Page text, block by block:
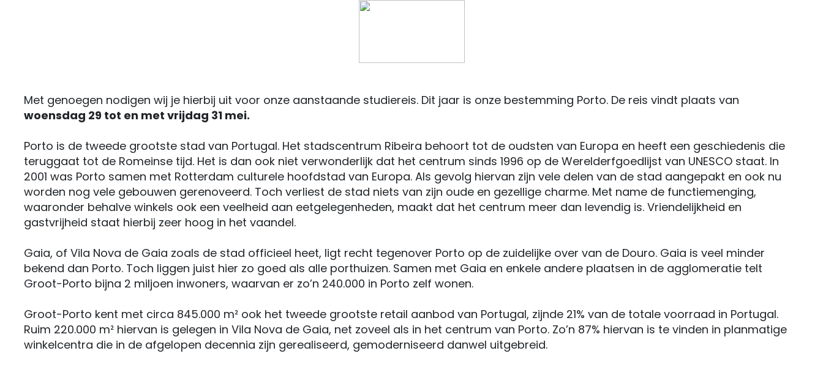
Met genoegen nodigen wij je hierbij uit voor onze aanstaande studiereis. Dit jaar is onze bestemming Porto. De reis vindt plaats van
woensdag 29 tot en met vrijdag 31 mei.
Porto is de tweede grootste stad van Portugal. Het stadscentrum Ribeira behoort tot de oudsten van Europa en heeft een geschiedenis die
teruggaat tot de Romeinse tijd. Het is dan ook niet verwonderlijk dat het centrum sinds 1996 op de Werelderfgoedlijst van UNESCO staat. In
2001 was Porto samen met Rotterdam culturele hoofdstad van Europa. Als gevolg hiervan zijn vele delen van de stad aangepakt en ook nu
worden nog vele gebouwen gerenoveerd. Toch verliest de stad niets van zijn oude en gezellige charme. Met name de functiemenging,
waaronder behalve winkels ook een veelheid aan eetgelegenheden, maakt dat het centrum meer dan levendig is. Vriendelijkheid en
gastvrijheid staat hierbij zeer hoog in het vaandel.
Gaia, of Vila Nova de Gaia zoals de stad officieel heet, ligt recht tegenover Porto op de zuidelijke over van de Douro. Gaia is veel minder
bekend dan Porto. Toch liggen juist hier zo goed als alle porthuizen. Samen met Gaia en enkele andere plaatsen in de agglomeratie telt
Groot-Porto bijna 2 miljoen inwoners, waarvan er zo’n 240.000 in Porto zelf wonen.
Groot-Porto kent met circa 845.000 m² ook het tweede grootste retail aanbod van Portugal, zijnde 21% van de totale voorraad in Portugal.
Ruim 220.000 m² hiervan is gelegen in Vila Nova de Gaia, net zoveel als in het centrum van Porto. Zo’n 87% hiervan is te vinden in planmatige
winkelcentra die in de afgelopen decennia zijn gerealiseerd, gemoderniseerd danwel uitgebreid.